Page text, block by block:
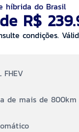
híbrida do Brasil
R$
condições.
FHEV
de mais de 800km